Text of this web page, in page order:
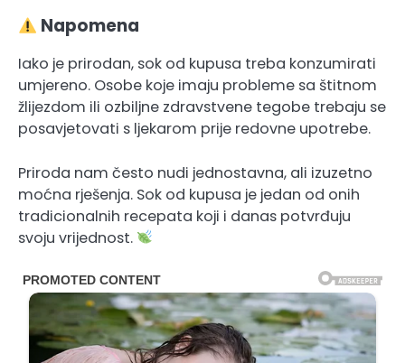
Napomena
Iako je prirodan, sok od kupusa treba konzumirati
umjereno. Osobe koje imaju probleme sa štitnom
žlijezdom ili ozbiljne zdravstvene tegobe trebaju se
posavjetovati s ljekarom prije redovne upotrebe.
Priroda nam često nudi jednostavna, ali izuzetno
moćna rješenja. Sok od kupusa je jedan od onih
tradicionalnih recepata koji i danas potvrđuju
svoju vrijednost.